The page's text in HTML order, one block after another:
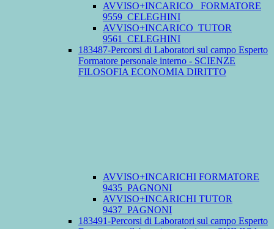
AVVISO+INCARICO_ FORMATORE
9559_CELEGHINI
AVVISO+INCARICO_TUTOR
9561_CELEGHINI
183487-Percorsi di Laboratori sul campo Esperto
Formatore personale interno - SCIENZE
FILOSOFIA ECONOMIA DIRITTO
AVVISO+INCARICHI FORMATORE
9435_PAGNONI
AVVISO+INCARICHI TUTOR
9437_PAGNONI
183491-Percorsi di Laboratori sul campo Esperto